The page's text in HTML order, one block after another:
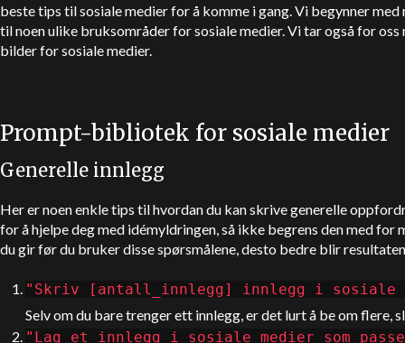
beste tips til sosiale medier for å komme i gang. Vi begynner med
til noen ulike bruksområder for sosiale medier. Vi tar også for
bilder for sosiale medier.
Prompt-bibliotek for sosiale medier
Generelle innlegg
Her er noen enkle tips til hvordan du kan skrive generelle
for å hjelpe deg med idémyldringen, så ikke begrens den med for
du gir før du bruker disse spørsmålene, desto bedre blir
"Skriv [antall_innlegg] innlegg i
Selv om du bare trenger ett innlegg, er det lurt å be om flere,
"Lag et innlegg i sosiale medier som